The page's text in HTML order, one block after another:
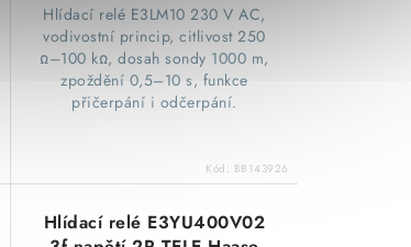
Hlídací relé E3LM10 230 V AC,
vodivostní princip, citlivost 250
Ω–100 kΩ, dosah sondy 1000 m,
zpoždění 0,5–10 s, funkce
přičerpání i odčerpání.
Kód: BB143926
Hlídací relé E3YU400V02